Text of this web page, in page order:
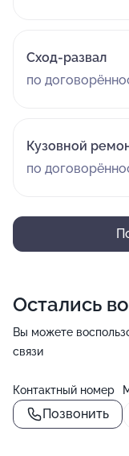
Сход-развал
по
Кузовной
по
Остались
Вы можете
связи
Контактный номер
Позвонить